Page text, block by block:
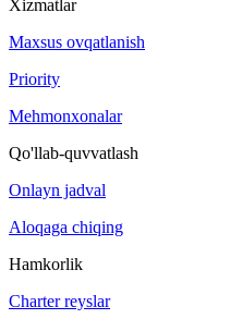
Xizmatlar
Maxsus ovqatlanish
Priority
Mehmonxonalar
Qo'llab-quvvatlash
Onlayn jadval
Aloqaga chiqing
Hamkorlik
Charter reyslar